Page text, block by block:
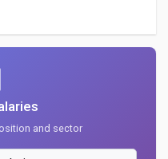
and sector